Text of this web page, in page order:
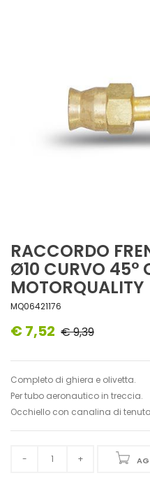
RACCORDO
Ø10 CURVO 45°
MOTORQUALITY
MQ06421176
€ 7,52 € 9,39
Completo di ghiera e olivetta.
Per tubo aeronautico in treccia.
Occhiello con canalina di